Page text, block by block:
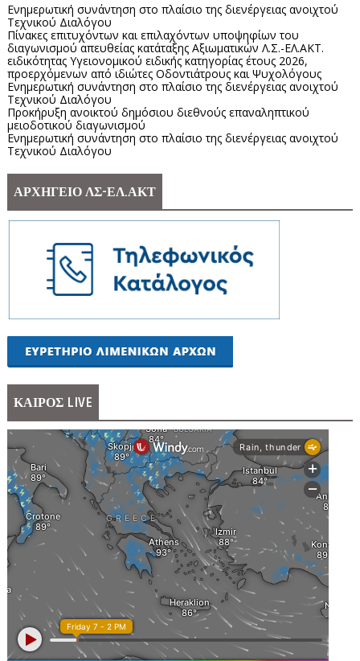
Ενημερωτική συνάντηση στο πλαίσιο της διενέργειας ανοιχτού
Τεχνικού Διαλόγου
Πίνακες επιτυχόντων και επιλαχόντων υποψηφίων του
διαγωνισμού απευθείας κατάταξης Αξιωματικών Λ.Σ.-ΕΛ.ΑΚΤ.
ειδικότητας Υγειονομικού ειδικής κατηγορίας έτους 2026,
προερχόμενων από ιδιώτες Οδοντιάτρους και Ψυχολόγους
Ενημερωτική συνάντηση στο πλαίσιο της διενέργειας ανοιχτού
Τεχνικού Διαλόγου
Προκήρυξη ανοικτού δημόσιου διεθνούς επαναληπτικού
μειοδοτικού διαγωνισμού
Ενημερωτική συνάντηση στο πλαίσιο της διενέργειας ανοιχτού
Τεχνικού Διαλόγου
ΑΡΧΗΓΕΙΟ ΛΣ-ΕΛ.ΑΚΤ
ΚΑΙΡΟΣ LIVE